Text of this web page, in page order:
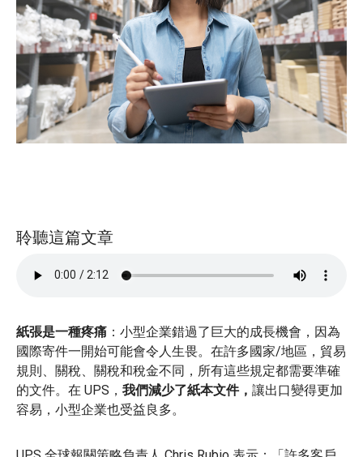
聆聽這篇文章
紙張是一種疼痛 ：小型企業錯過了巨大的成長機會，因為
國際寄件一開始可能會令人生畏。在許多國家/地區，貿易
規則、關稅、關稅和稅金不同，所有這些規定都需要準確
的文件。在 UPS， 我們減少了紙本文件， 讓出口變得更加
容易，小型企業也受益良多。